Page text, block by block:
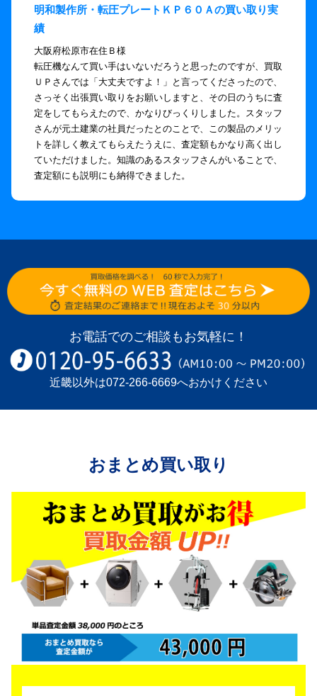
明和製作所・転圧プレートＫＰ６０Ａの買い取り実
績
大阪府松原市在住Ｂ様
転圧機なんて買い手はいないだろうと思ったのですが、買取
ＵＰさんでは「大丈夫ですよ！」と言ってくださったので、
さっそく出張買い取りをお願いしますと、その日のうちに査
定をしてもらえたので、かなりびっくりしました。スタッフ
さんが元土建業の社員だったとのことで、この製品のメリッ
トを詳しく教えてもらえたうえに、査定額もかなり高く出し
ていただけました。知識のあるスタッフさんがいることで、
査定額にも説明にも納得できました。
お電話でのご相談もお気軽に！
近畿以外は072-266-6669へおかけください
おまとめ買い取り